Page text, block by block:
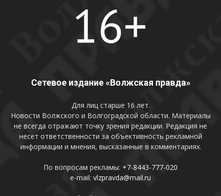
Сетевое издание «Волжская правда»
Для лиц старше 16 лет.
Новости Волжского и Волгоградской области. Материалы
не всегда отражают точку зрения редакции. Редакция не
несет ответственности за объективность рекламной
информации и мнения, высказанные в комментариях.
По вопросам рекламы: +7-8443-777-020
e-mail: vlzpravda@mail.ru